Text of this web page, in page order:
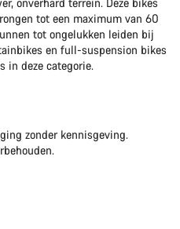
onverhard terrein. Deze bikes
tot een maximum van 60
tot ongelukken leiden bij
en full-suspension bikes
in deze categorie.
zonder kennisgeving.